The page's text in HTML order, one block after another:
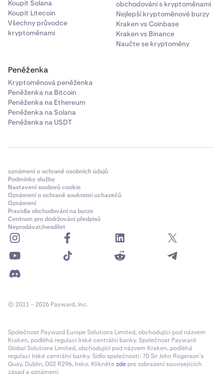
Koupit Solana
Koupit Litecoin
Všechny průvodce
kryptoměnami
obchodování s kryptoměnami
Nejlepší kryptoměnové burzy
Kraken vs Coinbase
Kraken vs Binance
Naučte se kryptoměny
Peněženka
Kryptoměnová peněženka
Peněženka na Bitcoin
Peněženka na Ethereum
Peněženka na Solana
Peněženka na USDT
oznámení o ochraně osobních údajů
Podmínky služby
Nastavení souborů cookie
Oznámení o ochraně soukromí uchazečů
Oznámení
Pravidla obchodování na burze
Centrum pro dodržování předpisů
Neprodávat/nesdílet
© 2011 – 2026 Payward, Inc.
Společnost Payward Europe Solutions Limited, obchodující pod názvem
Kraken, podléhá regulaci Irské centrální banky. Společnost Payward
Global Solutions Limited, obchodující pod názvem Kraken, podléhá
regulaci Irské centrální banky. Sídlo společnosti: 70 Sir John Rogerson’s
Quay, Dublin, D02 R296, Irsko. Kliknětezde pro zobrazení souvisejících
zásad a oznámení.